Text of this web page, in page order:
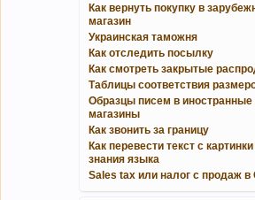
Как вернуть покупку в
магазин
Украинская таможня
Как отследить посылку
Как смотреть закрытые
Таблицы соответствия
Образцы писем в иностранные
магазины
Как звонить за границу
Как перевести текст с
знания языка
Sales tax или налог с продаж